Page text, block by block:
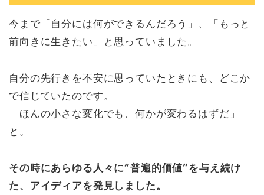
今まで「自分には何ができるんだろう」、「もっと
前向きに生きたい」と思っていました。
自分の先行きを不安に思っていたときにも、どこか
で信じていたのです。
「ほんの小さな変化でも、何かが変わるはずだ」
と。
その時にあらゆる人々に“普遍的価値”を与え続け
た、アイディアを発見しました。